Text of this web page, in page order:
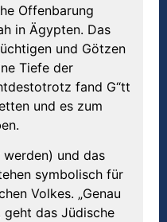
Offenbarung
in Ägypten. Das
und Götzen
Tiefe der
fand G“tt
und es zum
und das
symbolisch für
Volkes. „Genau
das Jüdische